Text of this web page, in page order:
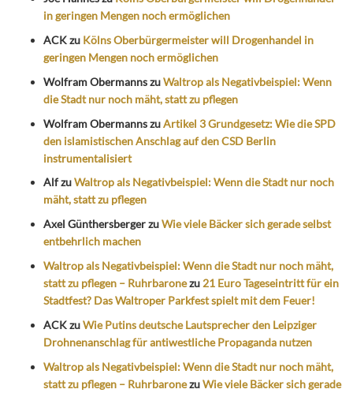
in geringen Mengen noch ermöglichen
ACKzu Kölns Oberbürgermeister will Drogenhandel in
geringen Mengen noch ermöglichen
Wolfram ObermannszuWaltrop als Negativbeispiel: Wenn
die Stadt nur noch mäht, statt zu pflegen
Wolfram ObermannszuArtikel 3 Grundgesetz: Wie die SPD
den islamistischen Anschlag auf den CSD Berlin
instrumentalisiert
AlfzuWaltrop als Negativbeispiel: Wenn die Stadt nur noch
mäht, statt zu pflegen
Axel GünthersbergerzuWie viele Bäcker sich gerade selbst
entbehrlich machen
Waltrop als Negativbeispiel: Wenn die Stadt nur noch mäht,
statt zu pflegen – Ruhrbaronezu 21 Euro Tageseintritt für ein
Stadtfest? Das Waltroper Parkfest spielt mit dem Feuer!
ACKzuWie Putins deutsche Lautsprecher den Leipziger
Drohnenanschlag für antiwestliche Propaganda nutzen
Waltrop als Negativbeispiel: Wenn die Stadt nur noch mäht,
statt zu pflegen – RuhrbaronezuWie viele Bäcker sich gerade